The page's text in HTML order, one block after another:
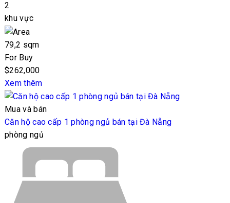
2
khu vực
79,2 sqm
For Buy
$262,000
Xem thêm
Mua và bán
Căn hộ cao cấp 1 phòng ngủ bán tại Đà Nẵng
phòng ngủ